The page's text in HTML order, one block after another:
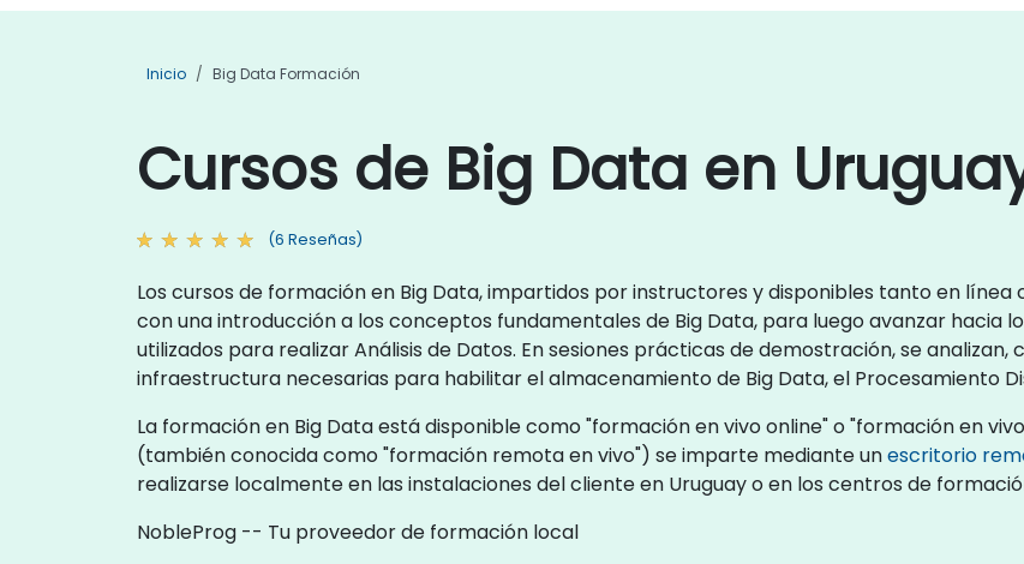
Inicio Big Data Formación
Cursos de Big Data en
(6 Reseñas)
Los cursos de formación en Big Data, impartidos por instructores y disponibles tanto en
con una introducción a los conceptos fundamentales de Big Data, para luego avanzar hacia
utilizados para realizar Análisis de Datos. En sesiones prácticas de demostración, se
infraestructura necesarias para habilitar el almacenamiento de Big Data, el Procesamiento
La formación en Big Data está disponible como "formación en vivo online" o "formación en
(también conocida como "formación remota en vivo") se imparte mediante unescritorio
realizarse localmente en las instalaciones del cliente en Uruguay o en los centros de
NobleProg -- Tu proveedor de formación local